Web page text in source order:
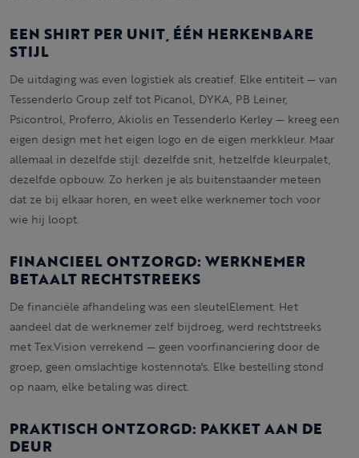
EEN SHIRT PER UNIT, ÉÉN HERKENBARE
STIJL
De uitdaging was even logistiek als creatief. Elke entiteit — van
Tessenderlo Group zelf tot Picanol, DYKA, PB Leiner,
Psicontrol, Proferro, Akiolis en Tessenderlo Kerley — kreeg een
eigen design met het eigen logo en de eigen merkkleur. Maar
allemaal in dezelfde stijl: dezelfde snit, hetzelfde kleurpalet,
dezelfde opbouw. Zo herken je als buitenstaander meteen
dat ze bij elkaar horen, en weet elke werknemer toch voor
wie hij loopt.
FINANCIEEL ONTZORGD: WERKNEMER
BETAALT RECHTSTREEKS
De financiële afhandeling was een sleutelElement. Het
aandeel dat de werknemer zelf bijdroeg, werd rechtstreeks
met Tex.Vision verrekend — geen voorfinanciering door de
groep, geen omslachtige kostennota's. Elke bestelling stond
op naam, elke betaling was direct.
PRAKTISCH ONTZORGD: PAKKET AAN DE
DEUR